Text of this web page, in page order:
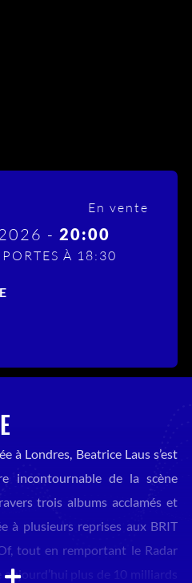
En vente
- 20:00
À 18:30
à Londres, Beatrice Laus s’est
incontournable de la scène
trois albums acclamés et
à plusieurs reprises aux BRIT
tout en remportant le Radar
plus de 10 milliards